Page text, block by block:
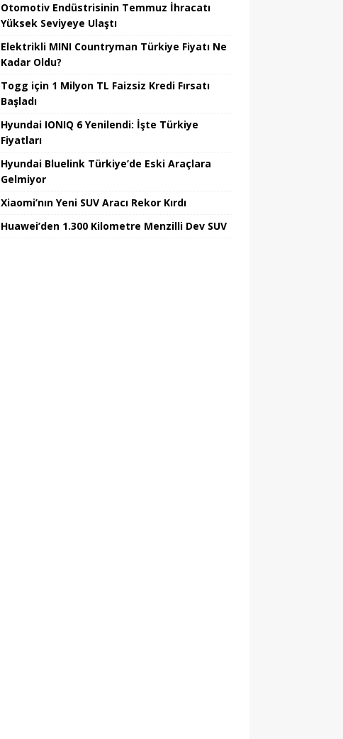
Otomotiv Endüstrisinin Temmuz İhracatı
Yüksek Seviyeye Ulaştı
Elektrikli MINI Countryman Türkiye Fiyatı Ne
Kadar Oldu?
Togg için 1 Milyon TL Faizsiz Kredi Fırsatı
Başladı
Hyundai IONIQ 6 Yenilendi: İşte Türkiye
Fiyatları
Hyundai Bluelink Türkiye’de Eski Araçlara
Gelmiyor
Xiaomi’nın Yeni SUV Aracı Rekor Kırdı
Huawei’den 1.300 Kilometre Menzilli Dev SUV